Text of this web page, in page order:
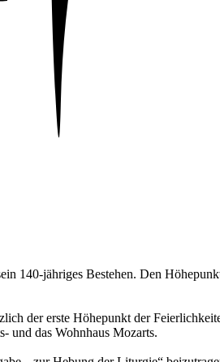
140-jähriges Bestehen. Den
der erste Höhepunkt der
und das Wohnhaus Mozarts.